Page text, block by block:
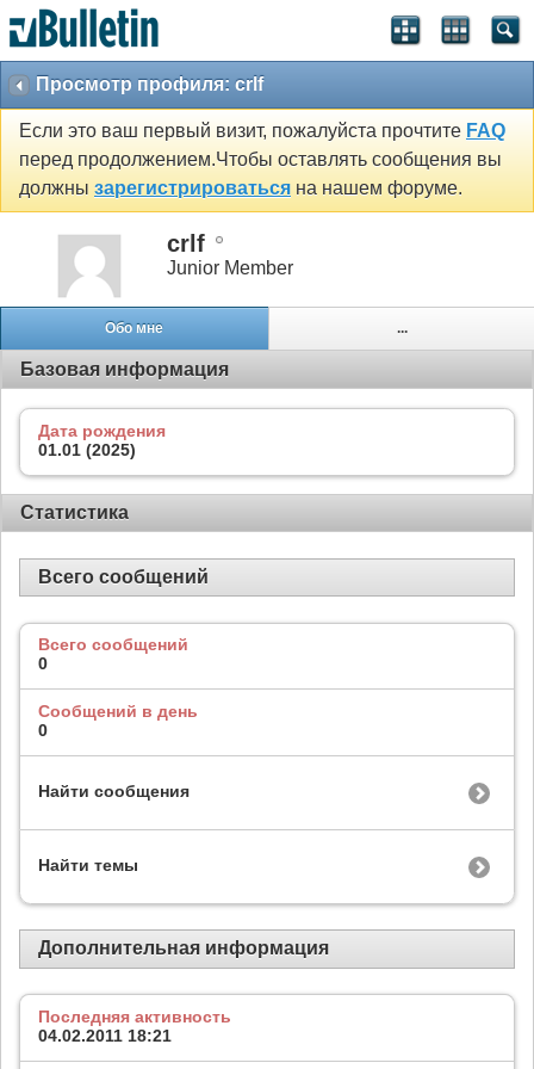
Просмотр профиля: crlf
Если это ваш первый визит, пожалуйста прочтите FAQ
перед продолжением.Чтобы оставлять сообщения вы
должны зарегистрироваться на нашем форуме.
crlf
Junior Member
Обо мне ...
Базовая информация
Дата рождения
01.01 (2025)
Статистика
Всего сообщений
Всего сообщений
0
Сообщений в день
0
Найти сообщения
Найти темы
Дополнительная информация
Последняя активность
04.02.2011 18:21